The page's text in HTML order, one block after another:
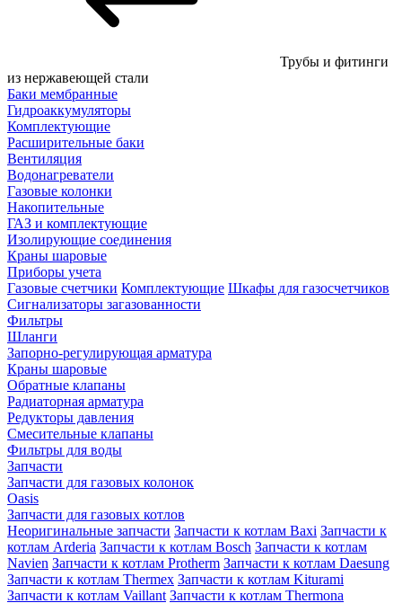
Трубы и фитинги
из нержавеющей стали
Баки мембранные
Гидроаккумуляторы
Комплектующие
Расширительные баки
Вентиляция
Водонагреватели
Газовые колонки
Накопительные
ГАЗ и комплектующие
Изолирующие соединения
Краны шаровые
Приборы учета
Газовые счетчики Комплектующие Шкафы для газосчетчиков
Сигнализаторы загазованности
Фильтры
Шланги
Запорно-регулирующая арматура
Краны шаровые
Обратные клапаны
Радиаторная арматура
Редукторы давления
Смесительные клапаны
Фильтры для воды
Запчасти
Запчасти для газовых колонок
Oasis
Запчасти для газовых котлов
Неоригинальные запчасти Запчасти к котлам Baxi Запчасти к
котлам Arderia Запчасти к котлам Bosch Запчасти к котлам
Navien Запчасти к котлам Protherm Запчасти к котлам Daesung
Запчасти к котлам Thermex Запчасти к котлам Kiturami
Запчасти к котлам Vaillant Запчасти к котлам Thermona